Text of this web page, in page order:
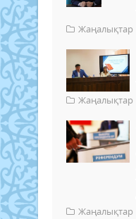
Жаңалықтар
Жаңалықтар
Жаңалықтар